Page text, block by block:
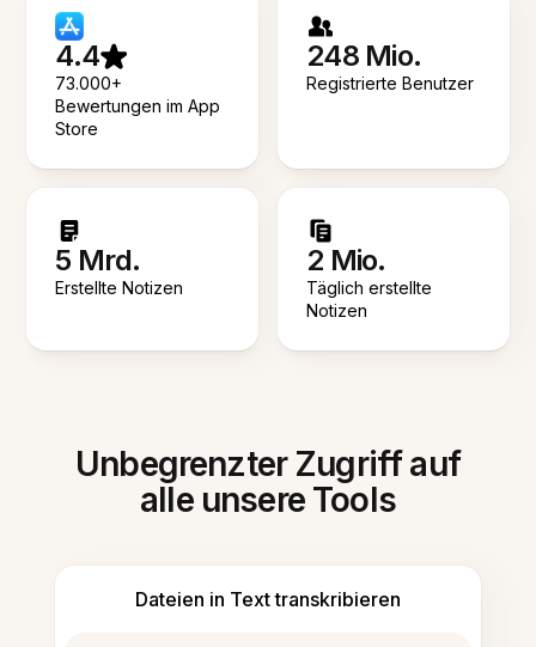
4.4
73.000+
Bewertungen im App
Store
248 Mio.
Registrierte Benutzer
5 Mrd.
Erstellte Notizen
2 Mio.
Täglich erstellte
Notizen
Unbegrenzter Zugriff auf
alle unsere Tools
Dateien in Text transkribieren